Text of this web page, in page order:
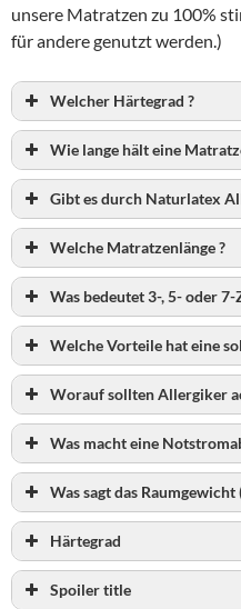
unsere Matratzen zu 100%
für andere genutzt werden.)
Welcher Härtegrad ?
Wie lange hält eine
Gibt es durch Naturlatex
Welche Matratzenlänge ?
Was bedeutet 3-, 5- oder
Welche Vorteile hat eine
Worauf sollten Allergiker
Was macht eine
Was sagt das Raumgewicht
Härtegrad
Spoiler title